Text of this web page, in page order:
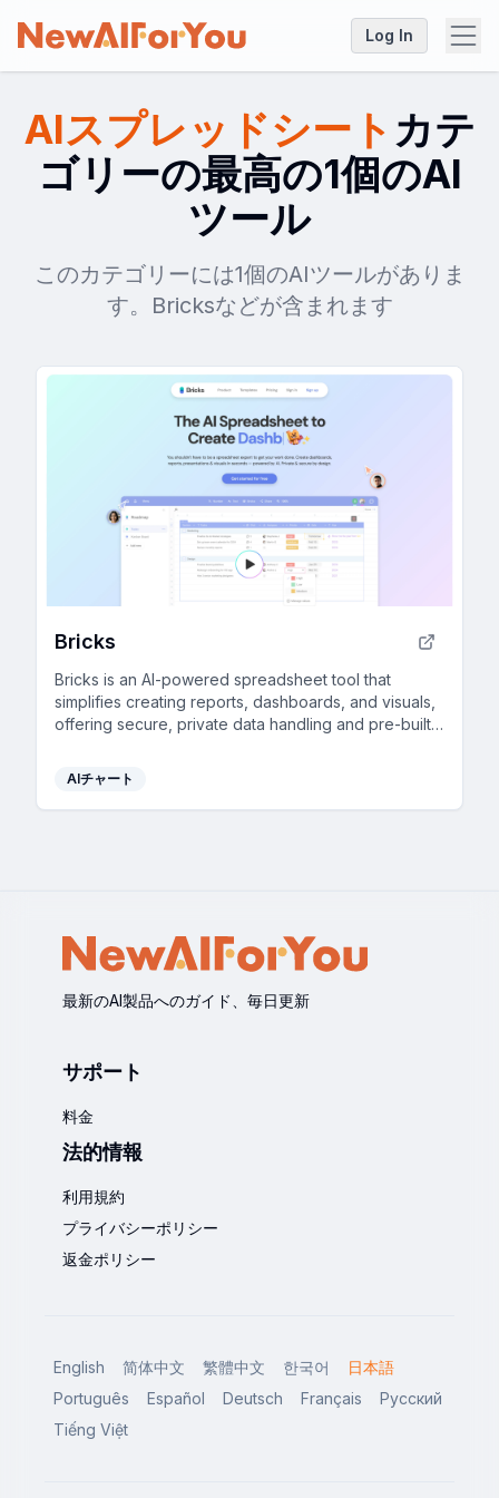
Log In
AIスプレッドシート カテ
ゴリーの最高の1個のAI
ツール
このカテゴリーには1個のAIツールがありま
す。Bricksなどが含まれます
Bricks
Bricks is an AI-powered spreadsheet tool that
simplifies creating reports, dashboards, and visuals,
offering secure, private data handling and pre-built
AIチャート
最新のAI製品へのガイド、毎日更新
サポート
料金
法的情報
利用規約
プライバシーポリシー
返金ポリシー
English 简体中文 繁體中文 한국어
日本語
Português
Español Deutsch Français
Русский
Tiếng Việt